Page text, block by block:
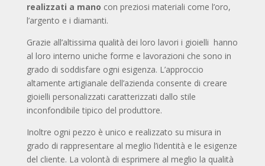
realizzati a mano con preziosi materiali come l’oro,
l’argento e i diamanti.
Grazie all’altissima qualità dei loro lavori i gioielli hanno
al loro interno uniche forme e lavorazioni che sono in
grado di soddisfare ogni esigenza. L’approccio
altamente artigianale dell’azienda consente di creare
gioielli personalizzati caratterizzati dallo stile
inconfondibile tipico del produttore.
Inoltre ogni pezzo è unico e realizzato su misura in
grado di rappresentare al meglio l’identità e le esigenze
del cliente. La volontà di esprimere al meglio la qualità